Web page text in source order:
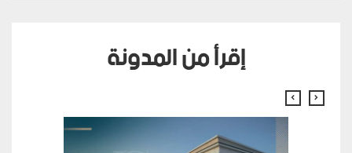
إقرأ من المدونة